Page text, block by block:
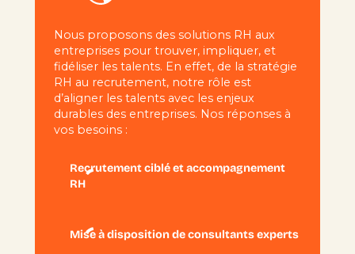
Nous proposons des solutions RH aux
entreprises pour trouver, impliquer, et
fidéliser les talents. En effet, de la stratégie
RH au recrutement, notre rôle est
d’aligner les talents avec les enjeux
durables des entreprises. Nos réponses à
vos besoins :
Recrutement ciblé et accompagnement
RH
Mise à disposition de consultants experts